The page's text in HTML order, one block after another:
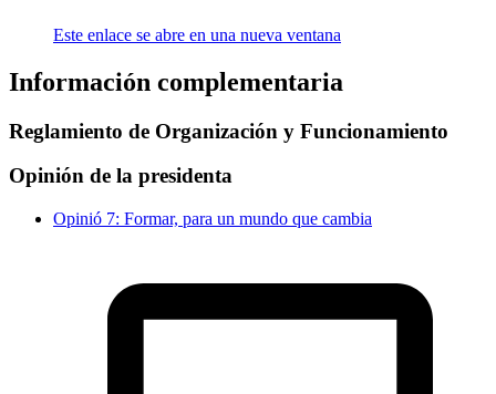
Este enlace se abre en una nueva ventana
Información complementaria
Reglamiento de Organización y Funcionamiento
Opinión de la presidenta
Opinió 7: Formar, para un mundo que cambia